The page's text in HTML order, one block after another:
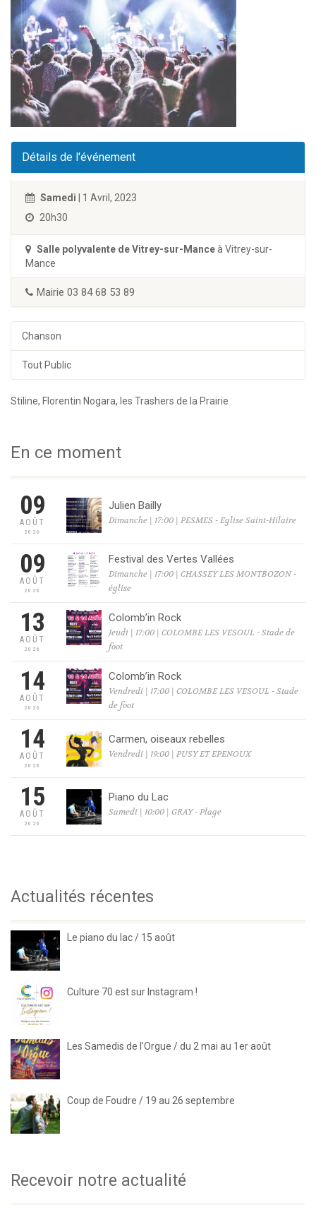
Détails de l'événement
Samedi | 1 Avril, 2023
20h30
Salle polyvalente de Vitrey-sur-Manceà Vitrey-sur-
Mance
Mairie 03 84 68 53 89
Chanson
Tout Public
Stiline, Florentin Nogara, les Trashers de la Prairie
En ce moment
09
AOÛT
2026
Julien Bailly
Dimanche | 17:00 | PESMES - Eglise Saint-Hilaire
09
AOÛT
2026
Festival des Vertes Vallées
Dimanche | 17:00 | CHASSEY LES MONTBOZON -
église
13
AOÛT
2026
Colomb’in Rock
Jeudi | 17:00 | COLOMBE LES VESOUL - Stade de
foot
14
AOÛT
2026
Colomb’in Rock
Vendredi | 17:00 | COLOMBE LES VESOUL - Stade
de foot
14
AOÛT
2026
Carmen, oiseaux rebelles
Vendredi | 19:00 | PUSY ET EPENOUX
15
AOÛT
2026
Piano du Lac
Samedi | 10:00 | GRAY - Plage
Actualités récentes
Le piano du lac / 15 août
Culture 70 est sur Instagram !
Les Samedis de l’Orgue / du 2 mai au 1er août
Coup de Foudre / 19 au 26 septembre
Recevoir notre actualité